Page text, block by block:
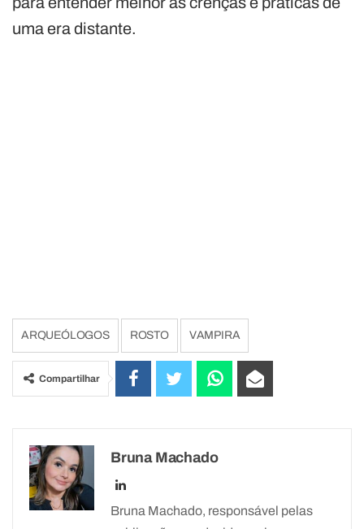
uma era distante.
ARQUEÓLOGOS ROSTO VAMPIRA
Compartilhar
Bruna Machado
Bruna Machado, responsável pelas